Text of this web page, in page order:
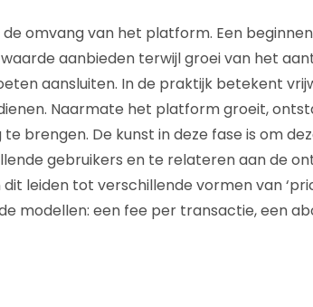
omvang van het platform. Een
aanbieden terwijl groei van het
aansluiten. In de praktijk betekent
Naarmate het platform groeit,
brengen. De kunst in deze fase is om
gebruikers en te relateren aan de
leiden tot verschillende vormen van
modellen: een fee per transactie, een